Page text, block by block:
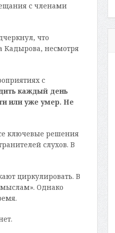
с членами
что
Кадырова, несмотря
с
каждый день
или уже умер. Не
ключевые решения
слухов. В
циркулировать. В
Однако